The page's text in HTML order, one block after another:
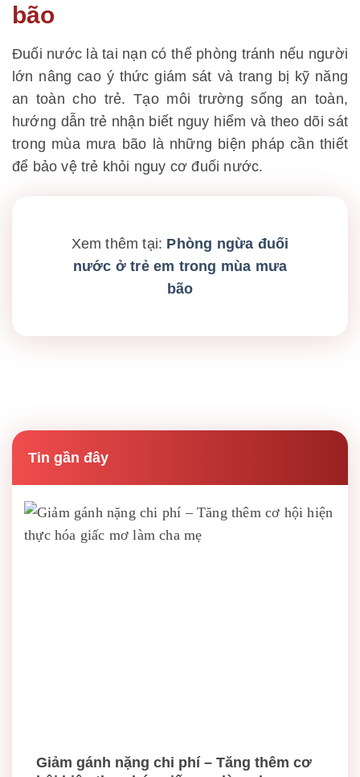
bão
Đuối nước là tai nạn có thể phòng tránh nếu người
lớn nâng cao ý thức giám sát và trang bị kỹ năng
an toàn cho trẻ. Tạo môi trường sống an toàn,
hướng dẫn trẻ nhận biết nguy hiểm và theo dõi sát
trong mùa mưa bão là những biện pháp cần thiết
để bảo vệ trẻ khỏi nguy cơ đuối nước.
Xem thêm tại: Phòng ngừa đuối
nước ở trẻ em trong mùa mưa
bão
Tin gần đây
Giảm gánh nặng chi phí – Tăng thêm cơ